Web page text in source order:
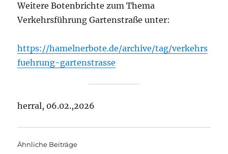
Weitere Botenbrichte zum Thema
Verkehrsführung Gartenstraße unter:
https://hamelnerbote.de/archive/tag/verkehrs
fuehrung-gartenstrasse
herral, 06.02.,2026
Ähnliche Beiträge